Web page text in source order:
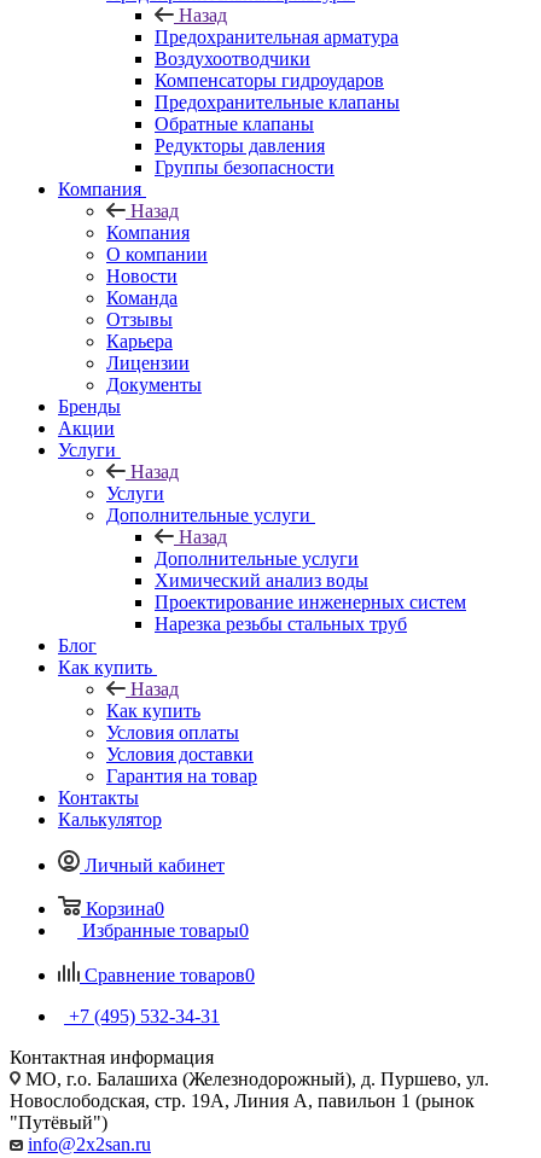
Назад
Предохранительная арматура
Воздухоотводчики
Компенсаторы гидроударов
Предохранительные клапаны
Обратные клапаны
Редукторы давления
Группы безопасности
Компания
Назад
Компания
О компании
Новости
Команда
Отзывы
Карьера
Лицензии
Документы
Бренды
Акции
Услуги
Назад
Услуги
Дополнительные услуги
Назад
Дополнительные услуги
Химический анализ воды
Проектирование инженерных систем
Нарезка резьбы стальных труб
Блог
Как купить
Назад
Как купить
Условия оплаты
Условия доставки
Гарантия на товар
Контакты
Калькулятор
Личный кабинет
Корзина0
Избранные товары0
Сравнение товаров0
+7 (495) 532‑34‑31
Контактная информация
МО, г.о. Балашиха (Железнодорожный), д. Пуршево, ул.
Новослободская, стр. 19А, Линия А, павильон 1 (рынок
"Путёвый")
info@2x2san.ru